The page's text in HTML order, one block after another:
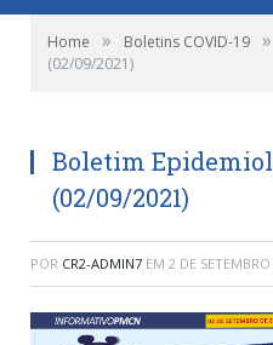
Home » Boletins COVID-19 »
(02/09/2021)
Boletim
(02/09/2021)
POR CR2-ADMIN7 EM 2 DE